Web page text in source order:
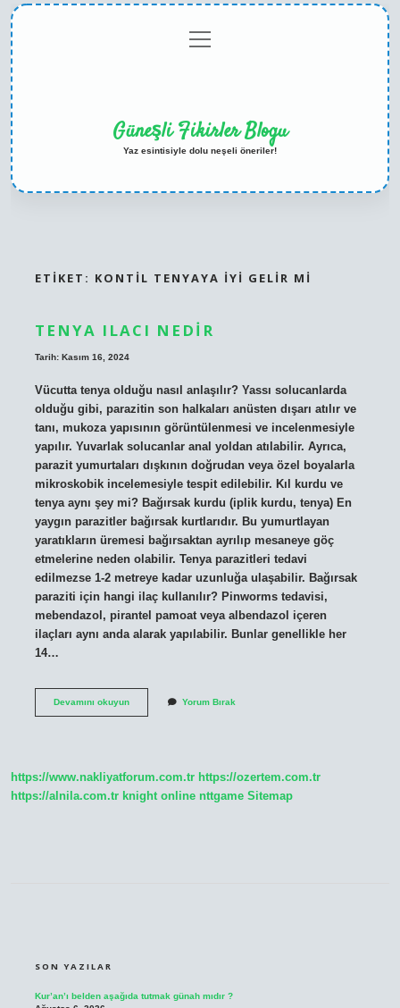
menüyü
aç
Güneşli Fikirler Blogu
Yaz esintisiyle dolu neşeli öneriler!
ETIKET: KONTIL TENYAYA IYI GELIR MI
TENYA ILACI NEDIR
Tarih: Kasım 16, 2024
Vücutta tenya olduğu nasıl anlaşılır? Yassı solucanlarda
olduğu gibi, parazitin son halkaları anüsten dışarı atılır ve
tanı, mukoza yapısının görüntülenmesi ve incelenmesiyle
yapılır. Yuvarlak solucanlar anal yoldan atılabilir. Ayrıca,
parazit yumurtaları dışkının doğrudan veya özel boyalarla
mikroskobik incelemesiyle tespit edilebilir. Kıl kurdu ve
tenya aynı şey mi? Bağırsak kurdu (iplik kurdu, tenya) En
yaygın parazitler bağırsak kurtlarıdır. Bu yumurtlayan
yaratıkların üremesi bağırsaktan ayrılıp mesaneye göç
etmelerine neden olabilir. Tenya parazitleri tedavi
edilmezse 1-2 metreye kadar uzunluğa ulaşabilir. Bağırsak
paraziti için hangi ilaç kullanılır? Pinworms tedavisi,
mebendazol, pirantel pamoat veya albendazol içeren
ilaçları aynı anda alarak yapılabilir. Bunlar genellikle her
14…
Devamını okuyunTenya
Yorum Bırak
https://www.nakliyatforum.com.tr https://ozertem.com.tr
https://alnila.com.tr knight online nttgame Sitemap
SON YAZILAR
Kur’an’ı belden aşağıda tutmak günah mıdır ?